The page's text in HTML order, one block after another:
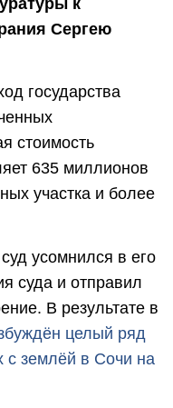
Сергею
государства
стоимость
635 миллионов
участка и более
усомнился в его
суда и отправил
В результате в
целый ряд
с землёй в Сочи на